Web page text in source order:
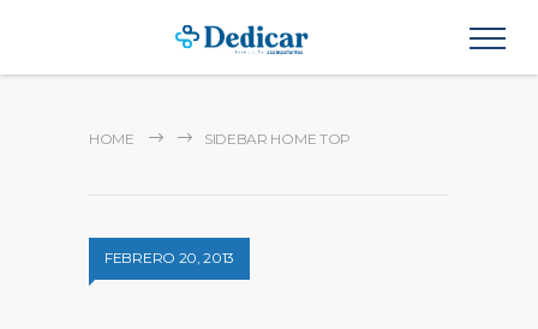
HOME SIDEBAR HOME TOP
FEBRERO 20, 2013